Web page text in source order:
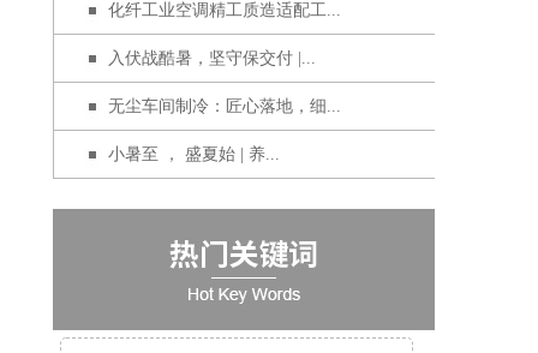
化纤工业空调精工质造适配工...
入伏战酷暑，坚守保交付 |...
无尘车间制冷：匠心落地，细...
小暑至 ， 盛夏始 | 养...